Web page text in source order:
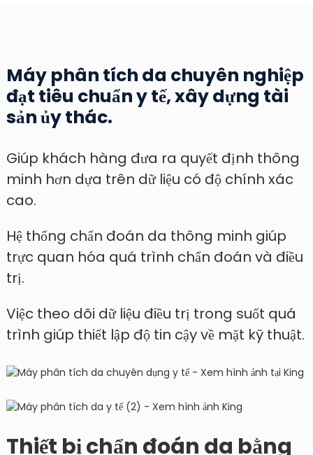
Máy phân tích da chuyên nghiệp
đạt tiêu chuẩn y tế, xây dựng tài
sản ủy thác.
Giúp khách hàng đưa ra quyết định thông
minh hơn dựa trên dữ liệu có độ chính xác
cao.
Hệ thống chẩn đoán da thông minh giúp
trực quan hóa quá trình chẩn đoán và điều
trị.
Việc theo dõi dữ liệu điều trị trong suốt quá
trình giúp thiết lập độ tin cậy về mặt kỹ thuật.
Thiết bị chẩn đoán da bằng